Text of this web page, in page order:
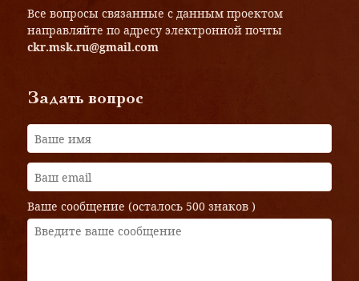
Все вопросы связанные с данным проектом
направляйте по адресу электронной почты
ckr.msk.ru@gmail.com
Задать вопрос
Ваше сообщение (осталось 500 знаков )